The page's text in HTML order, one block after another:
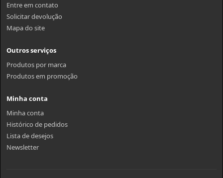
Entre em contato
Solicitar devolução
Mapa do site
Outros serviços
Produtos por marca
Produtos em promoção
Minha conta
Minha conta
Histórico de pedidos
Lista de desejos
Newsletter